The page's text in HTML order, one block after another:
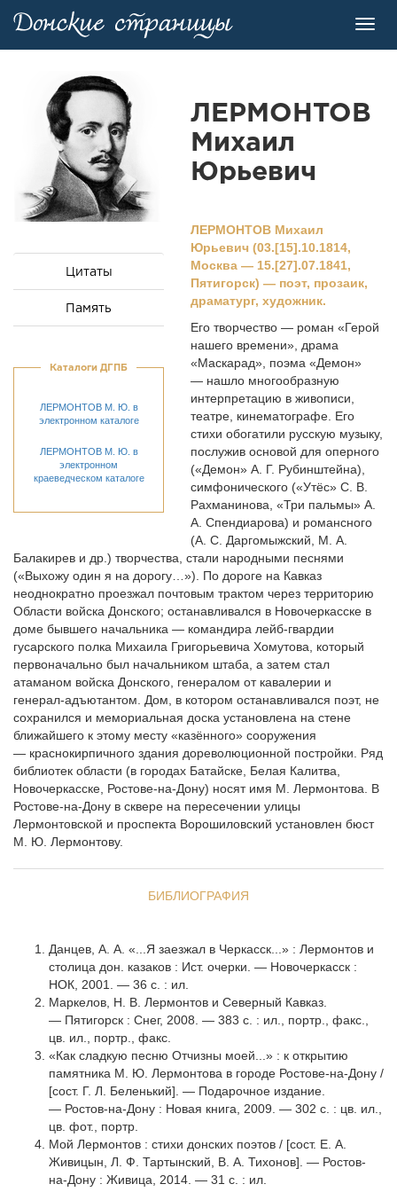
Цитаты
Память
Каталоги ДГПБ
ЛЕРМОHТОВ М. Ю. в
электронном каталоге
ЛЕРМОHТОВ М. Ю. в
электронном
краеведческом каталоге
ЛЕРМОHТОВ
Михаил
Юpьевич
ЛЕРМОHТОВ Михаил
Юpьевич (03.[15].10.1814,
Москва — 15.[27].07.1841,
Пятигорск) — поэт, прозаик,
драматург, художник.
Его творчество — роман «Герой
нашего времени», драма
«Маскарад», поэма «Демон»
— нашло многообразную
интерпретацию в живописи,
театре, кинематографе. Его
стихи обогатили русскую музыку,
послужив основой для оперного
(«Демон» А. Г. Рубинштейна),
симфонического («Утёс» С. В.
Рахманинова, «Три пальмы» А.
А. Спендиарова) и романсного
(А. С. Даргомыжский, М. А.
Балакирев и др.) творчества, стали народными песнями
(«Выхожу один я на дорогу…»). По дороге на Кавказ
неоднократно проезжал почтовым трактом через территорию
Области войска Донского; останавливался в Новочеркасске в
доме бывшего начальника — командира лейб-гвардии
гусарского полка Михаила Григорьевича Хомутова, который
первоначально был начальником штаба, а затем стал
атаманом войска Донского, генералом от кавалерии и
генерал-адъютантом. Дом, в котором останавливался поэт, не
сохранился и мемориальная доска установлена на стене
ближайшего к этому месту «казённого» сооружения
— краснокирпичного здания дореволюционной постройки. Ряд
библиотек области (в городах Батайске, Белая Калитва,
Новочеркасске, Ростове-на-Дону) носят имя М. Лермонтова. В
Ростове-на-Дону в сквере на пересечении улицы
Лермонтовской и проспекта Ворошиловский установлен бюст
М. Ю. Лермонтову.
БИБЛИОГРАФИЯ
Данцев, А. А. «...Я заезжал в Черкасск...» : Лермонтов и
столица дон. казаков : Ист. очерки. — Новочеркасск :
НОК, 2001. — 36 с. : ил.
Маркелов, Н. В. Лермонтов и Северный Кавказ.
— Пятигорск : Снег, 2008. — 383 с. : ил., портр., факс.,
цв. ил., портр., факс.
«Как сладкую песню Отчизны моей...» : к открытию
памятника М. Ю. Лермонтова в городе Ростове-на-Дону /
[сост. Г. Л. Беленький]. — Подарочное издание.
— Ростов-на-Дону : Новая книга, 2009. — 302 с. : цв. ил.,
цв. фот., портр.
Мой Лермонтов : стихи донских поэтов / [сост. Е. А.
Живицын, Л. Ф. Тартынский, В. А. Тихонов]. — Ростов-
на-Дону : Живица, 2014. — 31 с. : ил.